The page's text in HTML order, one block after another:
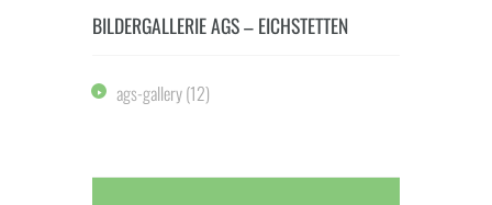
BILDERGALLERIE AGS – EICHSTETTEN
ags-gallery(12)